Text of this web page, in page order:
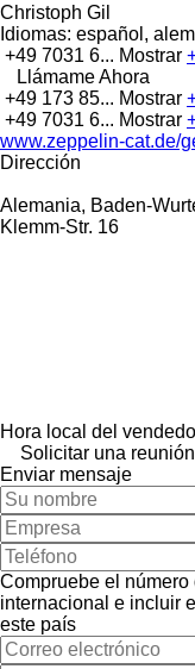
Christoph Gil
Idiomas: español,
+49 7031 6... Mostrar
Llámame Ahora
+49 173 85... Mostrar
+49 7031 6... Mostrar
www.zeppelin-cat.de/
Dirección
Alemania, Baden-
Klemm-Str. 16
Hora local del
Solicitar una reunión
Enviar mensaje
Compruebe el
internacional e incluir
este país